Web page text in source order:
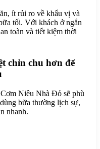
ít rủi ro về khẩu vị và
tối. Với khách ở ngắn
toàn và tiết kiệm thời
chỉn chu hơn để
Niêu Nhà Đỏ sẽ phù
bữa thường lịch sự,
nhanh.